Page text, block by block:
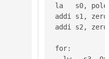
la   s0,
addi s1,
addi s2,
for: